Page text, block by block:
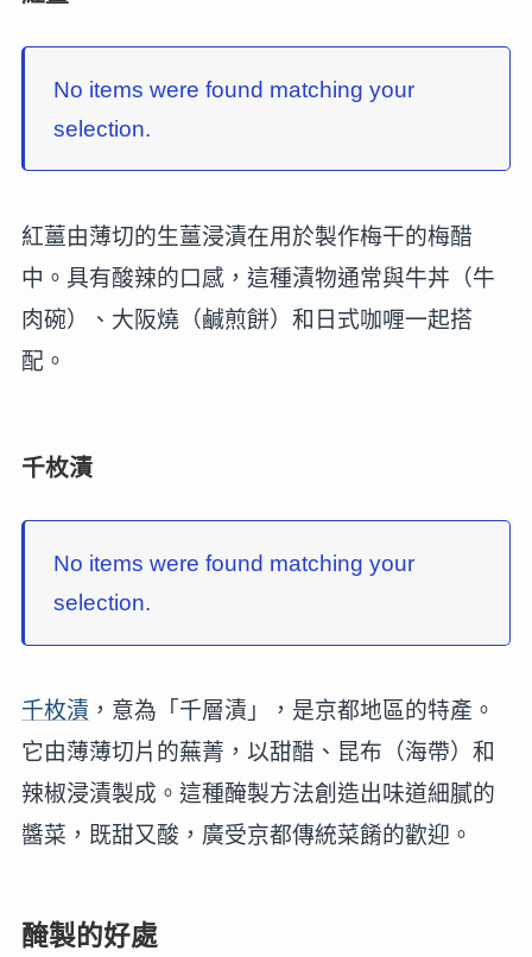
No items were found matching your
selection.
紅薑由薄切的生薑浸漬在用於製作梅干的梅醋
中。具有酸辣的口感，這種漬物通常與牛丼（牛
肉碗）、大阪燒（鹹煎餅）和日式咖喱一起搭
配。
千枚漬
No items were found matching your
selection.
千枚漬 ，意為「千層漬」，是京都地區的特產。
它由薄薄切片的蕪菁，以甜醋、昆布（海帶）和
辣椒浸漬製成。這種醃製方法創造出味道細膩的
醬菜，既甜又酸，廣受京都傳統菜餚的歡迎。
醃製的好處